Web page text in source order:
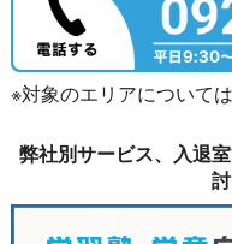
※対象のエリアについては
弊社別サービス、入退